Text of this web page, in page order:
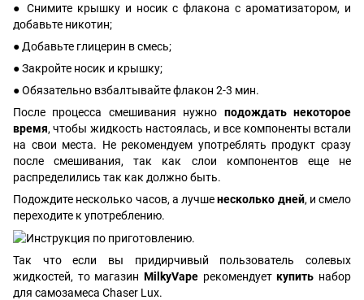
● Снимите крышку и носик с флакона с ароматизатором, и
добавьте никотин;
● Добавьте глицерин в смесь;
● Закройте носик и крышку;
● Обязательно взбалтывайте флакон 2-3 мин.
После процесса смешивания нужно подождать некоторое
время, чтобы жидкость настоялась, и все компоненты встали
на свои места. Не рекомендуем употреблять продукт сразу
после смешивания, так как слои компонентов еще не
распределились так как должно быть.
Подождите несколько часов, а лучшенесколько дней, и смело
переходите к употреблению.
Так что если вы придирчивый пользователь солевых
жидкостей, то магазин MilkyVape рекомендуеткупить набор
для самозамеса Chaser Lux.